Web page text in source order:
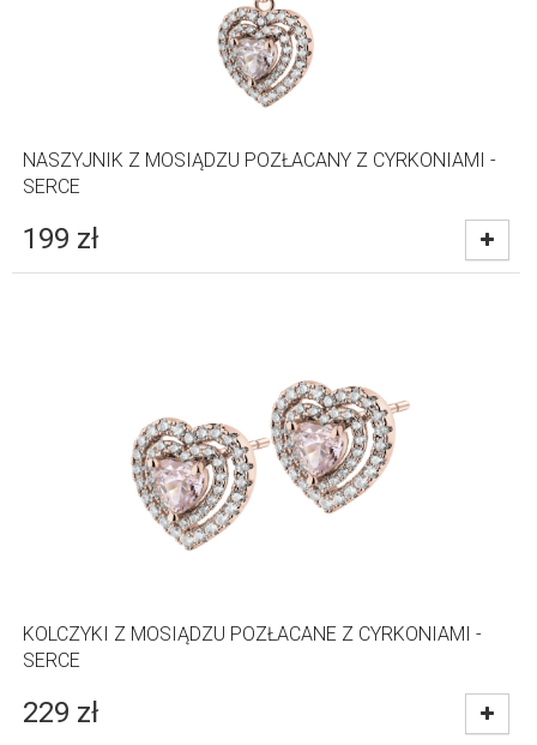
NASZYJNIK Z MOSIĄDZU POZŁACANY Z CYRKONIAMI -
SERCE
199 zł
KOLCZYKI Z MOSIĄDZU POZŁACANE Z CYRKONIAMI -
SERCE
229 zł